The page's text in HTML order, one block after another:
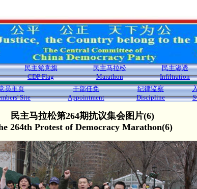
民主党党旗
CDP Flag
民主马拉松
Marathon
民主渗透
Infiltration
员主页
Site
干部任免
Appointment
纪律监察
Discipline
民主马拉松第264期抗议集会图片(6)
264th Protest of Democracy Marathon(6)